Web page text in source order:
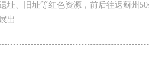
、旧址等红色资源，前后往返蓟州
出